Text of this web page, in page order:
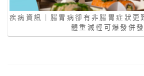
疾病資訊｜腸胃病卻有非腸胃症狀更
體重減輕可爆發併